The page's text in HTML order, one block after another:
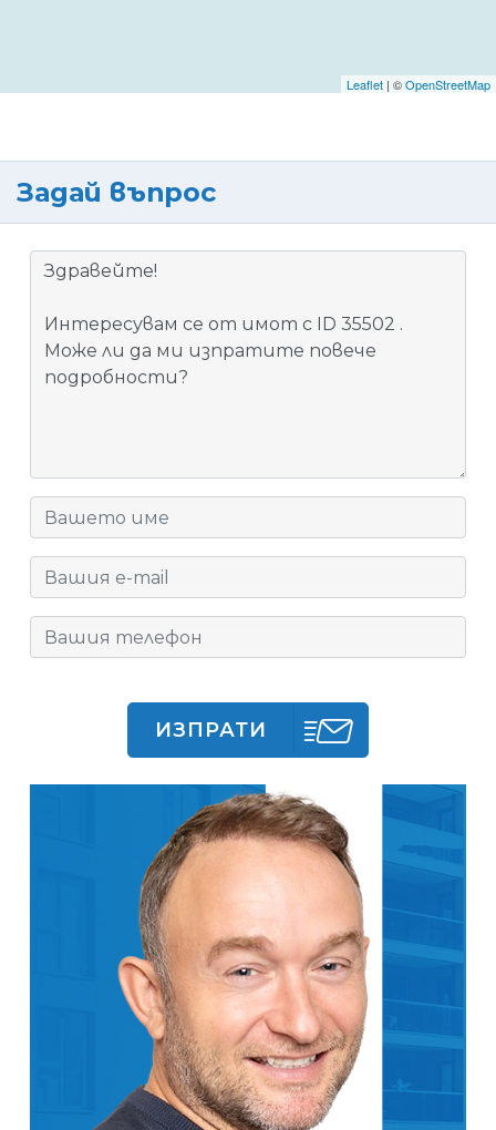
Leaflet | ©OpenStreetMap
Задай въпрос
ИЗПРАТИ